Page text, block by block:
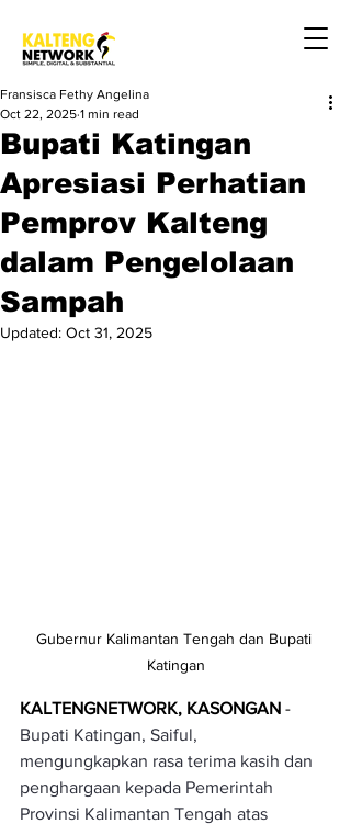
Bupati Katingan
Apresiasi Perhatian
Pemprov Kalteng
dalam Pengelolaan
Sampah
Fransisca Fethy Angelina
Oct 22, 2025 1 min read
Updated: Oct 31, 2025
Gubernur Kalimantan Tengah dan Bupati
Katingan
KALTENGNETWORK, KASONGAN -
Bupati Katingan, Saiful,
mengungkapkan rasa terima kasih dan
penghargaan kepada Pemerintah
Provinsi Kalimantan Tengah atas